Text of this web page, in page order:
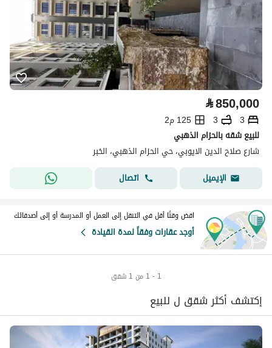
⃁850,000
3
3
125 م2
للبيع شقه بالحزام الذهبي
شارع صلاح الدين الايوبي، حي الحزام الذهبي، الخبر
الإيميل
اتصال
اقض وقتًا أقل في التنقل إلى العمل أو المدرسة أو إلى أصدقائك
أوجد عقارات وفقاً لمدة القيادة
1 - 1 من 1 شقق
إكتشف أكثر شقق ل للبيع